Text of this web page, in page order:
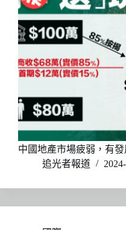
中國地產市場疲弱，有
追光者報道